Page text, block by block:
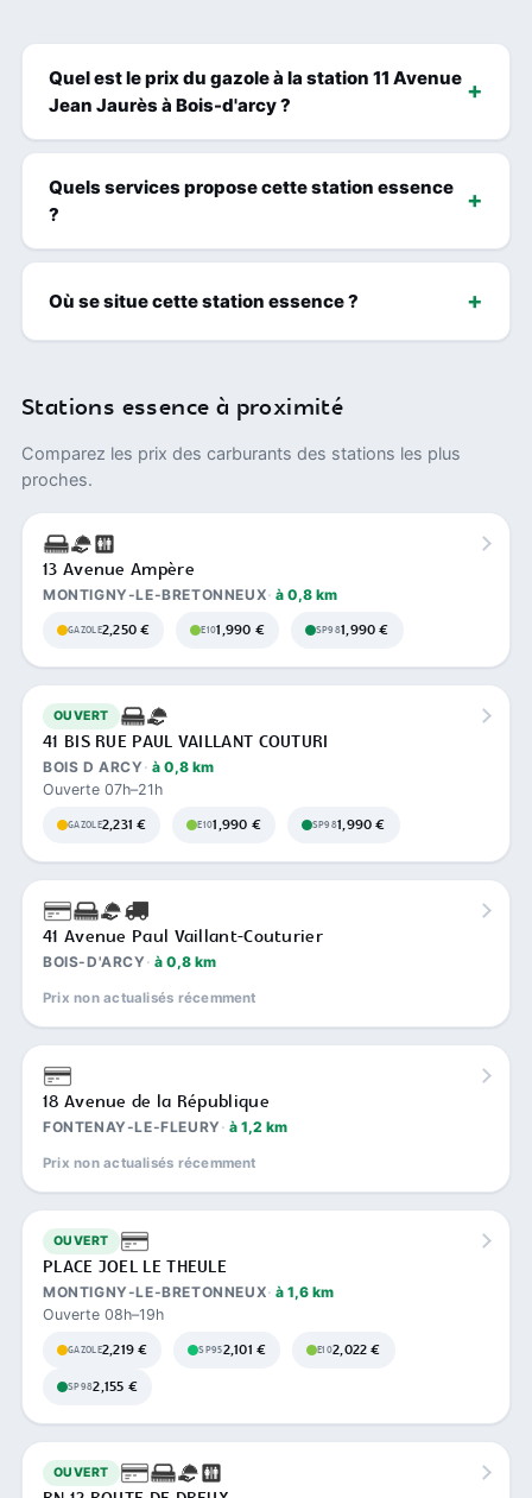
Quel est le prix du gazole à la station 11 Avenue
Jean Jaurès à Bois-d'arcy ?
Quels services propose cette station essence
?
Où se situe cette station essence ?
Stations essence à proximité
Comparez les prix des carburants des stations les plus
proches.
13 Avenue Ampère
MONTIGNY-LE-BRETONNEUX à 0,8 km
GAZOLE2,250 € E101,990 € SP981,990 €
OUVERT
41 BIS RUE PAUL VAILLANT COUTURI
BOIS D ARCY à 0,8 km
Ouverte 07h–21h
GAZOLE2,231 € E101,990 € SP981,990 €
41 Avenue Paul Vaillant-Couturier
BOIS-D'ARCY à 0,8 km
Prix non actualisés récemment
18 Avenue de la République
FONTENAY-LE-FLEURY à 1,2 km
Prix non actualisés récemment
OUVERT
PLACE JOEL LE THEULE
MONTIGNY-LE-BRETONNEUX à 1,6 km
Ouverte 08h–19h
GAZOLE2,219 € SP952,101 € E102,022 €
SP982,155 €
OUVERT